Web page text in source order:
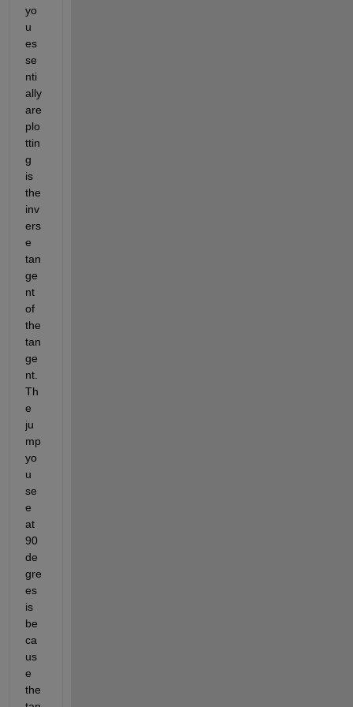
yo
u
es
se
nti
ally
are
plo
ttin
g
is
the
inv
ers
e
tan
ge
nt
of
the
tan
ge
nt.
Th
e
ju
mp
yo
u
se
e
at
90
de
gre
es
is
be
ca
us
e
the